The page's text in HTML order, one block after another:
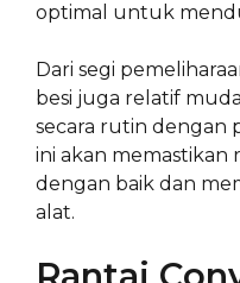
optimal untuk
Dari segi
besi juga relatif
secara rutin dengan
ini akan memastikan
dengan baik dan
alat.